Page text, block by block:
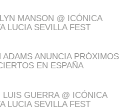
MANSON @ ICÓNICA
LUCIA SEVILLA FEST
ADAMS ANUNCIA PRÓXIMOS
EN ESPAÑA
LUIS GUERRA @ ICÓNICA
LUCIA SEVILLA FEST